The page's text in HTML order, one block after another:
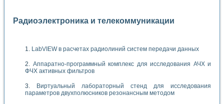
Радиоэлектроника и телекоммуникации
LabVIEW в расчетах радиолиний систем передачи данных
Аппаратно-программный комплекс для исследования АЧХ и
ФЧХ активных фильтров
Виртуальный лабораторный стенд для исследования
параметров двухполюсников резонансным методом